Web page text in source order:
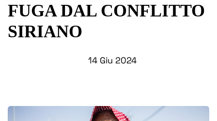
FUGA DAL CONFLITTO
SIRIANO
14 Giu 2024